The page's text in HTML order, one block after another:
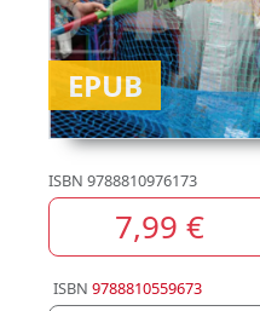
EPUB
ISBN 9788810976173
7,99 €
ISBN 9788810559673